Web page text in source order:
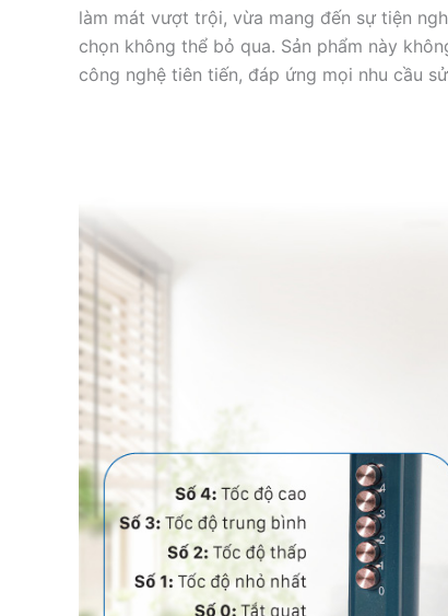
làm mát vượt trội, vừa mang đến sự tiện
chọn không thể bỏ qua. Sản phẩm này
công nghệ tiên tiến, đáp ứng mọi nhu cầu